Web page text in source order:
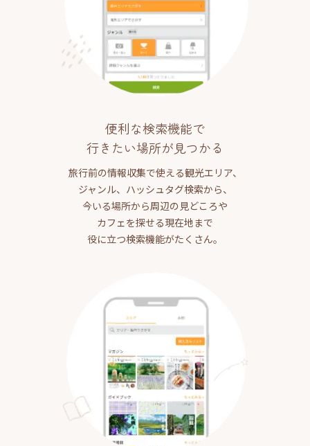
便利な検索機能で
行きたい場所が見つかる
旅行前の情報収集で使える観光エリア、
ジャンル、ハッシュタグ検索から、
今いる場所から周辺の見どころや
カフェを探せる現在地まで
役に立つ検索機能がたくさん。